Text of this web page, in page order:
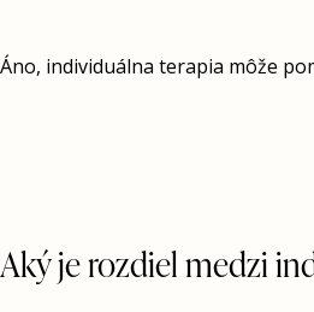
Áno, individuálna terapia môže
Aký je rozdiel medzi